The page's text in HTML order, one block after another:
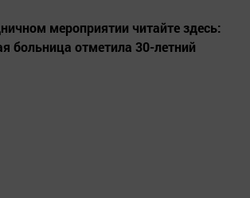
мероприятии читайте здесь:
больница отметила 30-летний